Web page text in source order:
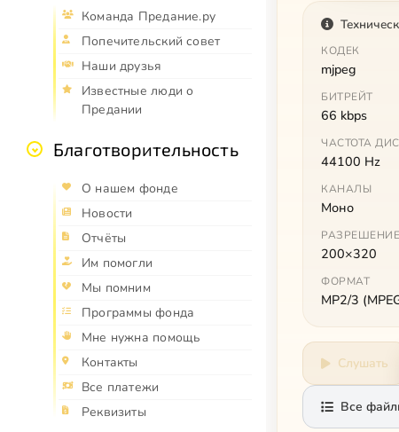
Команда Предание.ру
Попечительский совет
Наши друзья
Известные люди о
Предании
Благотворительность
О нашем фонде
Новости
Отчёты
Им помогли
Мы помним
Программы фонда
Мне нужна помощь
Контакты
Все платежи
Реквизиты
КОДЕК
mjpeg
БИТРЕЙТ
66 kbps
ЧАСТОТА
44100 Hz
КАНАЛЫ
Моно
РАЗРЕШЕНИЕ
200×320
ФОРМАТ
MP2/3
Слушать
Все